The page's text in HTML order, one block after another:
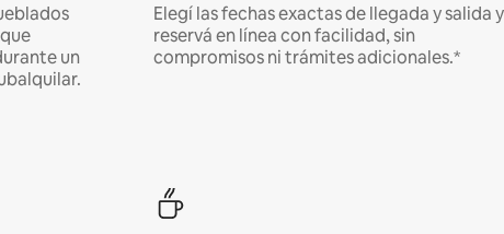
un
Elegí las fechas exactas de llegada y salida y
reservá en línea con facilidad, sin
compromisos ni trámites adicionales.*